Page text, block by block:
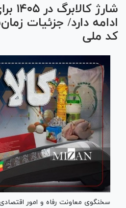
شارژ
ادامه دارد/ جزئیات
کد ملی
سخنگوی معاونت رفاه و امور اقتصادی